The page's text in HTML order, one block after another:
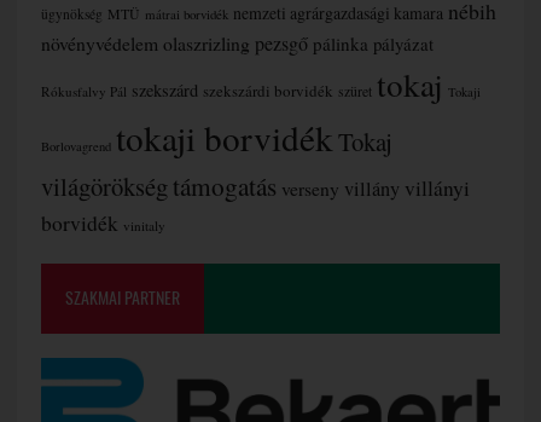
ügynökség MTÜ mátrai borvidék nemzeti agrárgazdasági kamara nébih
növényvédelem olaszrizling pezsgő pálinka pályázat
Rókusfalvy Pál szekszárd szekszárdi borvidék szüret tokaj Tokaji
Borlovagrend tokaji borvidék Tokaj
világörökségtámogatás verseny villány villányi
borvidék vinitaly
SZAKMAI PARTNER